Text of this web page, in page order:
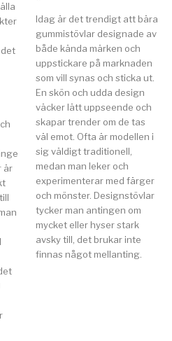
är
Idag är det trendigt att bära
gummistövlar designade av
både kända märken och
uppstickare på marknaden
som vill synas och sticka ut.
En skön och udda design
väcker lätt uppseende och
skapar trender om de tas
väl emot. Ofta är modellen i
sig väldigt traditionell,
medan man leker och
experimenterar med färger
och mönster. Designstövlar
tycker man antingen om
mycket eller hyser stark
avsky till, det brukar inte
finnas något mellanting.